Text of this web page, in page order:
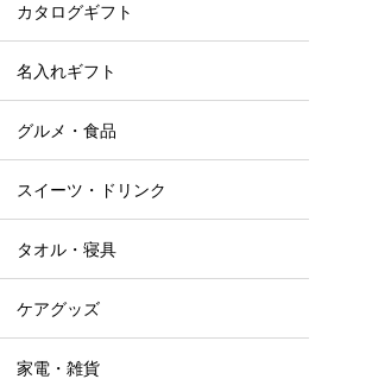
カタログギフト
名入れギフト
グルメ・食品
スイーツ・ドリンク
タオル・寝具
ケアグッズ
家電・雑貨